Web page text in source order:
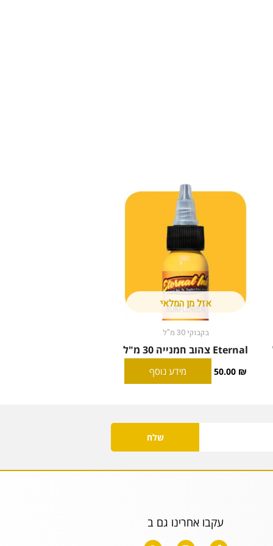
אזל מן המלאי
בקבוקי 30 מ"ל
Eternal צהוב חמנייה 30 מ"ל
50.00 ₪ מידע נוסף
שלח
עקבו אחרינו גם ב